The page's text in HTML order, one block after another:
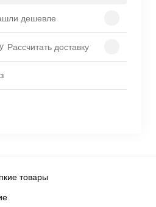
дешевле
Рассчитать доставку